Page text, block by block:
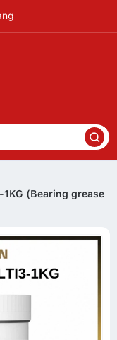
(Bearing grease